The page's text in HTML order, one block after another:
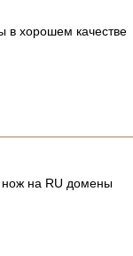
в хорошем качестве
нож на RU домены